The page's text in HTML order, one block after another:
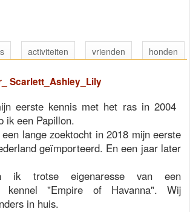
activiteiten vrienden honden
Scarlett_Ashley_Lily
eerste kennis met het ras in 2004
ik een Papillon.
lange zoektocht in 2018 mijn eerste
geïmporteerd. En een jaar later
ik trotse eigenaresse van een
kennel "Empire of Havanna". Wij
in huis.